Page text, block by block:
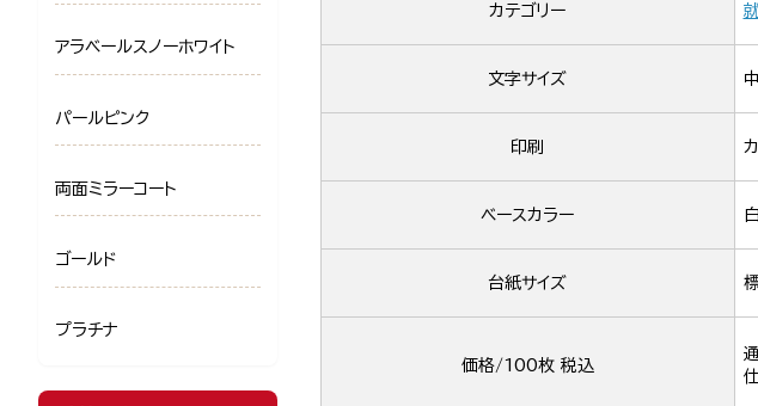
カテゴリー
文字サイズ
印刷
ベースカラー
台紙サイズ
価格/100枚 税込
アラベールスノーホワイト
パールピンク
両面ミラーコート
ゴールド
プラチナ